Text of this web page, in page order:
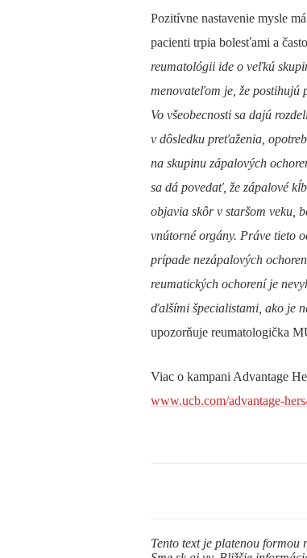
Pozitívne nastavenie mysle
pacienti trpia bolesťami a
reumatológii ide o veľkú
menovateľom je, že postihujú
Vo všeobecnosti sa dajú
v dôsledku preťaženia,
na skupinu zápalových
sa dá povedať, že zápalové
objavia skôr v staršom veku,
vnútorné orgány. Práve tieto
prípade nezápalových
reumatických ochorení je
ďalšími špecialistami, ako je
upozorňuje reumatologička
Viac o kampani Advantage
www.ucb.com/advantage-
Tento text je platenou